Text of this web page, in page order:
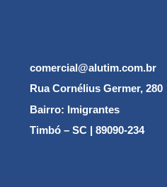
comercial@alutim.com.br
Rua Cornélius Germer, 280
Bairro: Imigrantes
Timbó – SC | 89090-234